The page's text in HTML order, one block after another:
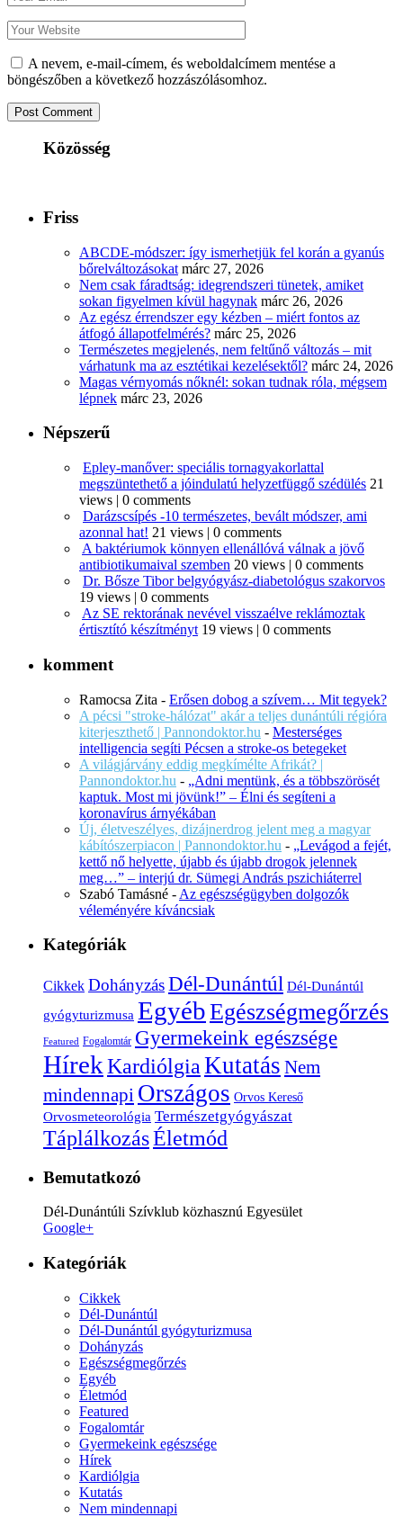
A nevem, e-mail-címem, és weboldalcímem mentése a
böngészőben a következő hozzászólásomhoz.
Közösség
Friss
ABCDE‑módszer: így ismerhetjük fel korán a gyanús
bőrelváltozásokat márc 27, 2026
Nem csak fáradtság: idegrendszeri tünetek, amiket
sokan figyelmen kívül hagynak márc 26, 2026
Az egész érrendszer egy kézben – miért fontos az
átfogó állapotfelmérés? márc 25, 2026
Természetes megjelenés, nem feltűnő változás – mit
várhatunk ma az esztétikai kezelésektől? márc 24, 2026
Magas vérnyomás nőknél: sokan tudnak róla, mégsem
lépnek márc 23, 2026
Népszerű
Epley-manőver: speciális tornagyakorlattal
megszüntethető a jóindulatú helyzetfüggő szédülés 21
views | 0 comments
Darázscsípés -10 természetes, bevált módszer, ami
azonnal hat! 21 views | 0 comments
A baktériumok könnyen ellenállóvá válnak a jövő
antibiotikumaival szemben 20 views | 0 comments
Dr. Bősze Tibor belgyógyász-diabetológus szakorvos
19 views | 0 comments
Az SE rektorának nevével visszaélve reklámoztak
értisztító készítményt 19 views | 0 comments
komment
Ramocsa Zita - Erősen dobog a szívem… Mit tegyek?
A pécsi "stroke-hálózat" akár a teljes dunántúli régióra
kiterjeszthető | Pannondoktor.hu - Mesterséges
intelligencia segíti Pécsen a stroke-os betegeket
A világjárvány eddig megkímélte Afrikát? |
Pannondoktor.hu - „Adni mentünk, és a többszörösét
kaptuk. Most mi jövünk!” – Élni és segíteni a
koronavírus árnyékában
Új, életveszélyes, dizájnerdrog jelent meg a magyar
kábítószerpiacon | Pannondoktor.hu - „Levágod a fejét,
kettő nő helyette, újabb és újabb drogok jelennek
meg…” – interjú dr. Sümegi András pszichiáterrel
Szabó Tamásné - Az egészségügyben dolgozók
véleményére kíváncsiak
Kategóriák
Cikkek DohányzásDél-Dunántúl Dél-Dunántúl
gyógyturizmusa EgyébEgészségmegőrzés
Featured Fogalomtár Gyermekeink egészsége
HírekKardiólgia Kutatás Nem
mindennapi Országos Orvos Kereső
Orvosmeteorológia Természetgyógyászat
TáplálkozásÉletmód
Bemutatkozó
Dél-Dunántúli Szívklub közhasznú Egyesület
Google+
Kategóriák
Cikkek
Dél-Dunántúl
Dél-Dunántúl gyógyturizmusa
Dohányzás
Egészségmegőrzés
Egyéb
Életmód
Featured
Fogalomtár
Gyermekeink egészsége
Hírek
Kardiólgia
Kutatás
Nem mindennapi